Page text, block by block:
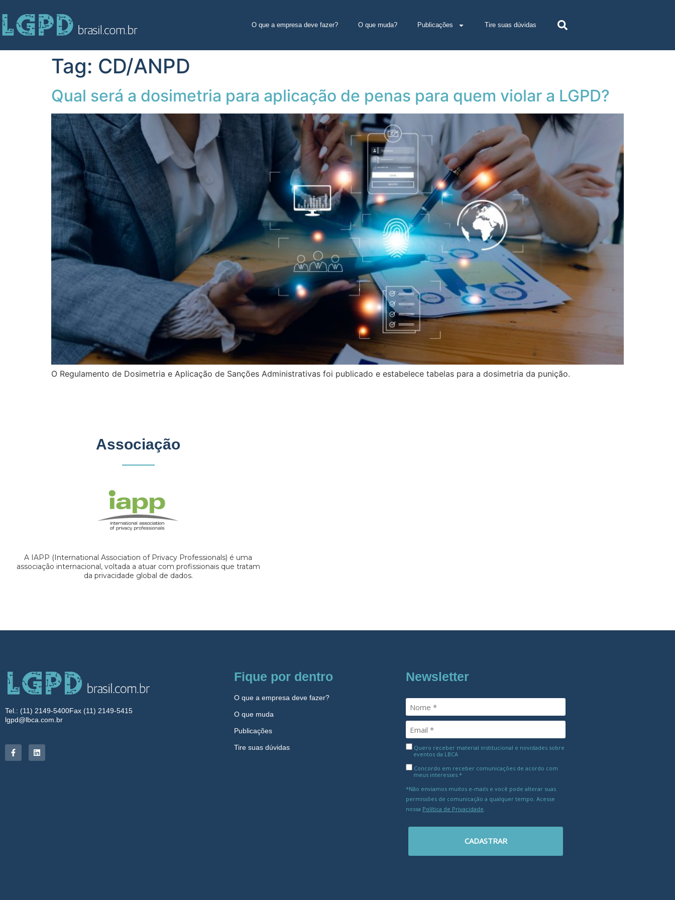
O que a empresa deve fazer? O que muda? Publicações Tire suas dúvidas
Tag: CD/ANPD
Qual será a dosimetria para aplicação de penas para quem violar a LGPD?
O Regulamento de Dosimetria e Aplicação de Sanções Administrativas foi publicado e estabelece tabelas para a dosimetria da punição.
Associação
A IAPP (International Association of Privacy Professionals) é uma
associação internacional, voltada a atuar com profissionais que tratam
da privacidade global de dados.
Tel.: (11) 2149-5400Fax (11) 2149-5415
lgpd@lbca.com.br
Fique por dentro
O que a empresa deve fazer?
O que muda
Publicações
Tire suas dúvidas
Newsletter
Quero receber material institucional e novidades sobre
eventos da LBCA
Concordo em receber comunicações de acordo com
meus interesses.*
*Não enviamos muitos e-mails e você pode alterar suas
permissões de comunicação a qualquer tempo. Acesse
nossa Política de Privacidade
CADASTRAR